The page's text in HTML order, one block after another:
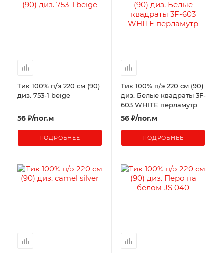
Тик 100% п/э 220 см (90)
диз. 753-1 beige
56 ₽/пог.м
ПОДРОБНЕЕ
Тик 100% п/э 220 см (90)
диз. Белые квадраты 3F-
603 WHITE перламутр
56₽/пог.м
ПОДРОБНЕЕ